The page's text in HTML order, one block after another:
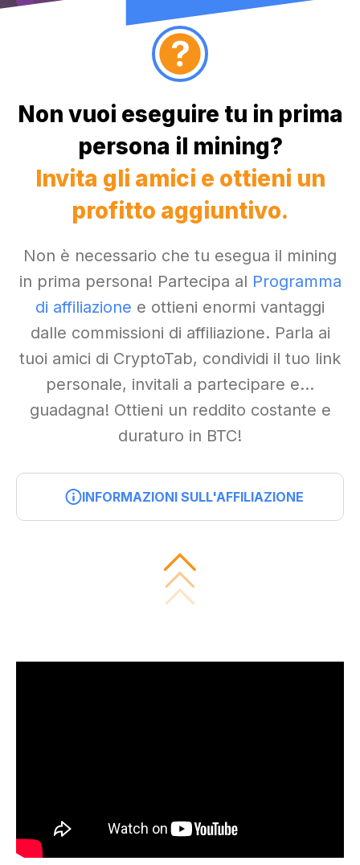
Non vuoi eseguire tu in prima
persona il mining?
Invita gli amici e ottieni un
profitto aggiuntivo.
Non è necessario che tu esegua il mining
in prima persona! Partecipa al Programma
di affiliazione e ottieni enormi vantaggi
dalle commissioni di affiliazione. Parla ai
tuoi amici di CryptoTab, condividi il tuo link
personale, invitali a partecipare e...
guadagna! Ottieni un reddito costante e
duraturo in BTC!
INFORMAZIONI SULL'AFFILIAZIONE